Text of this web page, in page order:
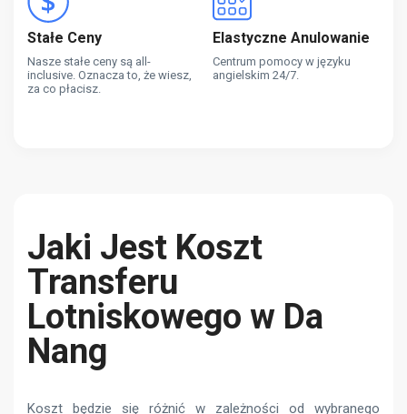
Stałe Ceny
Nasze stałe ceny są all-
inclusive. Oznacza to, że wiesz,
za co płacisz.
Elastyczne Anulowanie
Centrum pomocy w języku
angielskim 24/7.
Jaki Jest Koszt
Transferu
Lotniskowego w Da
Nang
Koszt będzie się różnić w zależności od wybranego